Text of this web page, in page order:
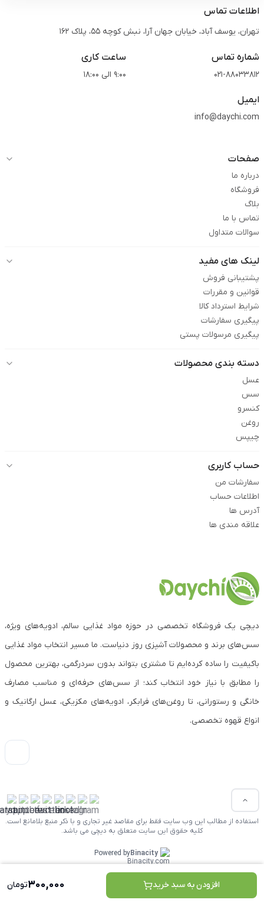
افزودن به سبد خرید 300,000تومان
اطلاعات تماس
تهران، یوسف آباد، خیابان جهان آرا، نبش کوچه 55، پلاک 162
شماره تماس
021-88033812
ساعت کاری
9:00 الی 18:00
ایمیل
info@daychi.com
صفحات
درباره ما
فروشگاه
بلاگ
تماس با ما
سوالات متداول
لینک های مفید
پشتیبانی فروش
قوانین و مقررات
شرایط استرداد کالا
پیگیری سفارشات
پیگیری مرسولات پستی
دسته بندی محصولات
عسل
سس
کنسرو
روغن
چیپس
حساب کاربری
سفارشات من
اطلاعات حساب
آدرس ها
علاقه مندی ها
دیچی یک فروشگاه تخصصی در حوزه مواد غذایی سالم، ادویه‌های ویژه،
سس‌های برند و محصولات آشپزی روز دنیاست. ما مسیر انتخاب مواد غذایی
باکیفیت را ساده کرده‌ایم تا مشتری بتواند بدون سردرگمی، بهترین محصول
را مطابق با نیاز خود انتخاب کند؛ از سس‌های حرفه‌ای و مناسب مصارف
خانگی و رستورانی، تا روغن‌های فرابکر، ادویه‌های مکزیکی، عسل ارگانیک و
انواع قهوه تخصصی.
استفاده از مطالب این وب سایت فقط برای مقاصد غیر تجاری و با ذکر منبع بلامانع است.
کلیه حقوق این سایت متعلق به دیچی می باشد.
Powered byBinacity